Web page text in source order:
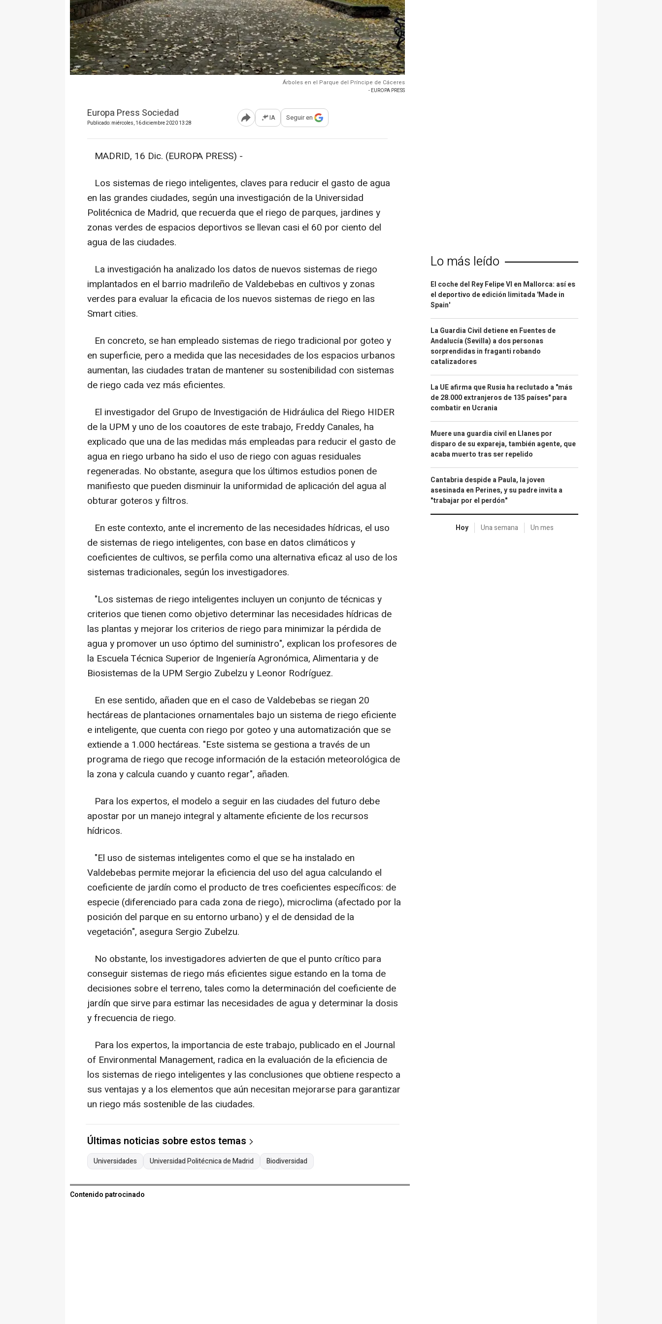
Árboles en el Parque del Príncipe de Cáceres
- EUROPA PRESS
Europa Press Sociedad
Publicado: miércoles, 16 diciembre 2020 13:28 Abrir opciones para compartir
IA Seguir en
MADRID, 16 Dic. (EUROPA PRESS) -
Los sistemas de riego inteligentes, claves para reducir el gasto de agua
en las grandes ciudades, según una investigación de la Universidad
Politécnica de Madrid, que recuerda que el riego de parques, jardines y
zonas verdes de espacios deportivos se llevan casi el 60 por ciento del
agua de las ciudades.
La investigación ha analizado los datos de nuevos sistemas de riego
implantados en el barrio madrileño de Valdebebas en cultivos y zonas
verdes para evaluar la eficacia de los nuevos sistemas de riego en las
Smart cities.
En concreto, se han empleado sistemas de riego tradicional por goteo y
en superficie, pero a medida que las necesidades de los espacios urbanos
aumentan, las ciudades tratan de mantener su sostenibilidad con sistemas
de riego cada vez más eficientes.
El investigador del Grupo de Investigación de Hidráulica del Riego HIDER
de la UPM y uno de los coautores de este trabajo, Freddy Canales, ha
explicado que una de las medidas más empleadas para reducir el gasto de
agua en riego urbano ha sido el uso de riego con aguas residuales
regeneradas. No obstante, asegura que los últimos estudios ponen de
manifiesto que pueden disminuir la uniformidad de aplicación del agua al
obturar goteros y filtros.
En este contexto, ante el incremento de las necesidades hídricas, el uso
de sistemas de riego inteligentes, con base en datos climáticos y
coeficientes de cultivos, se perfila como una alternativa eficaz al uso de los
sistemas tradicionales, según los investigadores.
"Los sistemas de riego inteligentes incluyen un conjunto de técnicas y
criterios que tienen como objetivo determinar las necesidades hídricas de
las plantas y mejorar los criterios de riego para minimizar la pérdida de
agua y promover un uso óptimo del suministro", explican los profesores de
la Escuela Técnica Superior de Ingeniería Agronómica, Alimentaria y de
Biosistemas de la UPM Sergio Zubelzu y Leonor Rodríguez.
En ese sentido, añaden que en el caso de Valdebebas se riegan 20
hectáreas de plantaciones ornamentales bajo un sistema de riego eficiente
e inteligente, que cuenta con riego por goteo y una automatización que se
extiende a 1.000 hectáreas. "Este sistema se gestiona a través de un
programa de riego que recoge información de la estación meteorológica de
la zona y calcula cuando y cuanto regar", añaden.
Para los expertos, el modelo a seguir en las ciudades del futuro debe
apostar por un manejo integral y altamente eficiente de los recursos
hídricos.
"El uso de sistemas inteligentes como el que se ha instalado en
Valdebebas permite mejorar la eficiencia del uso del agua calculando el
coeficiente de jardín como el producto de tres coeficientes específicos: de
especie (diferenciado para cada zona de riego), microclima (afectado por la
posición del parque en su entorno urbano) y el de densidad de la
vegetación", asegura Sergio Zubelzu.
No obstante, los investigadores advierten de que el punto crítico para
conseguir sistemas de riego más eficientes sigue estando en la toma de
decisiones sobre el terreno, tales como la determinación del coeficiente de
jardín que sirve para estimar las necesidades de agua y determinar la dosis
y frecuencia de riego.
Para los expertos, la importancia de este trabajo, publicado en el Journal
of Environmental Management, radica en la evaluación de la eficiencia de
los sistemas de riego inteligentes y las conclusiones que obtiene respecto a
sus ventajas y a los elementos que aún necesitan mejorarse para garantizar
un riego más sostenible de las ciudades.
Últimas noticias sobre estos temas
Universidades Universidad Politécnica de Madrid Biodiversidad
Contenido patrocinado
Lo más leído
El coche del Rey Felipe VI en Mallorca: así es
el deportivo de edición limitada 'Made in
Spain'
La Guardia Civil detiene en Fuentes de
Andalucía (Sevilla) a dos personas
sorprendidas in fraganti robando
catalizadores
La UE afirma que Rusia ha reclutado a "más
de 28.000 extranjeros de 135 países" para
combatir en Ucrania
Muere una guardia civil en Llanes por
disparo de su expareja, también agente, que
acaba muerto tras ser repelido
Cantabria despide a Paula, la joven
asesinada en Perines, y su padre invita a
"trabajar por el perdón"
Hoy Una semana Un mes